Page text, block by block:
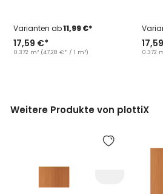
0.372 m² (47,28 €* / 1 m²)
Varianten ab11,99 €*
17,59 €*
0.372
Weitere Produkte von plottiX